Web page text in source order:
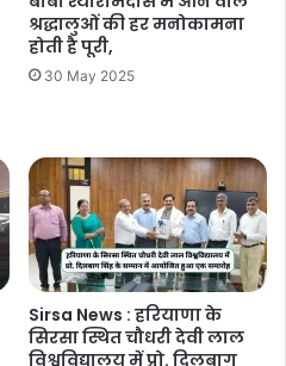
श्रद्धालुओं की हर मनोकामना
होती है पूरी,
30 May 2025
Sirsa News : हरियाणा के
सिरसा स्थित चौधरी देवी लाल
विश्वविद्यालय में प्रो. दिलबाग